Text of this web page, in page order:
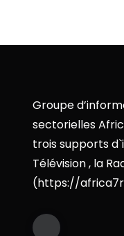
Groupe
sectorielles
trois supports
Télévision , la
(https://